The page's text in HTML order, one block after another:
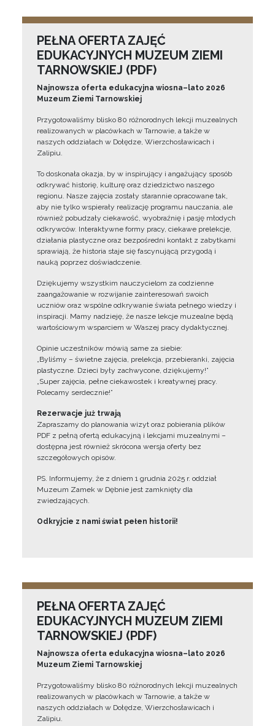
PEŁNA OFERTA ZAJĘĆ
EDUKACYJNYCH MUZEUM ZIEMI
TARNOWSKIEJ (PDF)
Najnowsza oferta edukacyjna wiosna–lato 2026
Muzeum Ziemi Tarnowskiej
Przygotowaliśmy blisko 80 różnorodnych lekcji muzealnych
realizowanych w placówkach w Tarnowie, a także w
naszych oddziałach w Dołędze, Wierzchosławicach i
Zalipiu.
To doskonała okazja, by w inspirujący i angażujący sposób
odkrywać historię, kulturę oraz dziedzictwo naszego
regionu. Nasze zajęcia zostały starannie opracowane tak,
aby nie tylko wspierały realizację programu nauczania, ale
również pobudzały ciekawość, wyobraźnię i pasję młodych
odkrywców. Interaktywne formy pracy, ciekawe prelekcje,
działania plastyczne oraz bezpośredni kontakt z zabytkami
sprawiają, że historia staje się fascynującą przygodą i
nauką poprzez doświadczenie.
Dziękujemy wszystkim nauczycielom za codzienne
zaangażowanie w rozwijanie zainteresowań swoich
uczniów oraz wspólne odkrywanie świata pełnego wiedzy i
inspiracji. Mamy nadzieję, że nasze lekcje muzealne będą
wartościowym wsparciem w Waszej pracy dydaktycznej.
Opinie uczestników mówią same za siebie:
„Byliśmy – świetne zajęcia, prelekcja, przebieranki, zajęcia
plastyczne. Dzieci były zachwycone, dziękujemy!”
„Super zajęcia, pełne ciekawostek i kreatywnej pracy.
Polecamy serdecznie!”
Rezerwacje już trwają
Zapraszamy do planowania wizyt oraz pobierania plików
PDF z pełną ofertą edukacyjną i lekcjami muzealnymi –
dostępna jest również skrócona wersja oferty bez
szczegółowych opisów.
PS. Informujemy, że z dniem 1 grudnia 2025 r. oddział
Muzeum Zamek w Dębnie jest zamknięty dla
zwiedzających.
Odkryjcie z nami świat pełen historii!
PEŁNA OFERTA ZAJĘĆ
EDUKACYJNYCH MUZEUM ZIEMI
TARNOWSKIEJ (PDF)
Najnowsza oferta edukacyjna wiosna–lato 2026
Muzeum Ziemi Tarnowskiej
Przygotowaliśmy blisko 80 różnorodnych lekcji muzealnych
realizowanych w placówkach w Tarnowie, a także w
naszych oddziałach w Dołędze, Wierzchosławicach i
Zalipiu.